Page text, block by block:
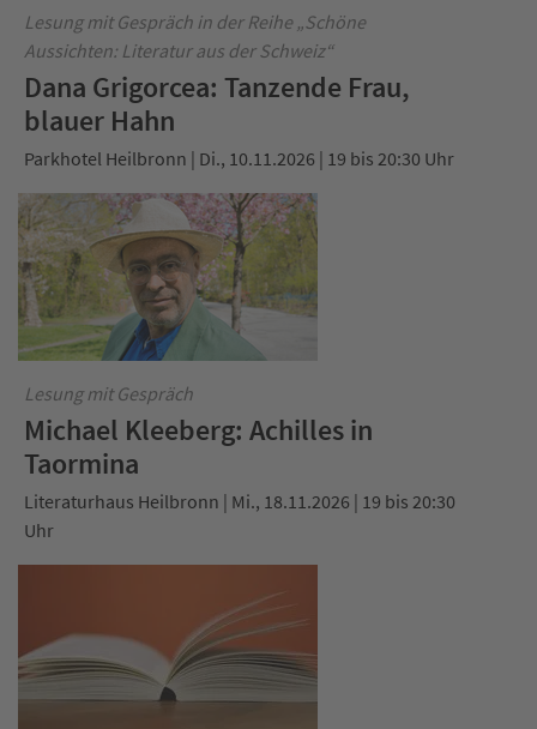
Lesung mit Gespräch in der Reihe „Schöne
Aussichten: Literatur aus der Schweiz“
Dana Grigorcea: Tanzende Frau,
blauer Hahn
Parkhotel Heilbronn | Di., 10.11.2026 | 19 bis 20:30 Uhr
Lesung mit Gespräch
Michael Kleeberg: Achilles in
Taormina
Literaturhaus Heilbronn | Mi., 18.11.2026 | 19 bis 20:30
Uhr